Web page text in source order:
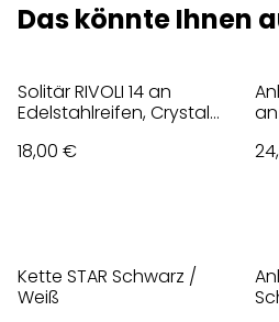
Das könnte Ihnen
Solitär RIVOLI 14 an
Edelstahlreifen, Crystal
18,00 €
Kette STAR Schwarz /
Weiß